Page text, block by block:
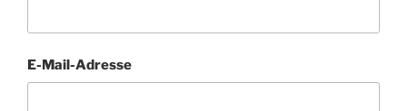
E-Mail-Adresse